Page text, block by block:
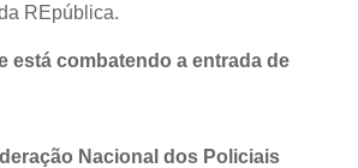
REpública.
está combatendo a entrada de
Nacional dos Policiais